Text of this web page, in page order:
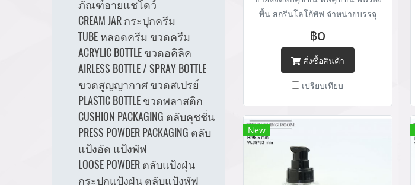
พื้น สกรีนโลโก้พัฟ จำหน่ายบรรจุ
ภัณฑ์เครื่องสำอางทุกประเภท Tel :
(+66) 020 462 506-112 Mobile:
083 828 9246 Email:
marketing@packingroom.com/
sale@packingroom.com/
thepackingroomchannel@gmail.com
฿0
สั่งซื้อสินค้า
เปรียบเทียบ
New
ภัณฑ์อายแชโดว์
CREAM JAR กระปุกครีม
TUBE หลอดครีม ขวดครีม
ACRYLIC BOTTLE ขวดอคิลิค
AIRLESS BOTTLE / SPRAY BOTTLE
ขวดสูญญากาศ ขวดสเปรย์
PLASTIC BOTTLE ขวดพลาสติก
CUSHION PACKAGING ตลับคุชชั่น
PRESS POWDER PACKAGING ตลับ
แป้งอัด แป้งพัฟ
LOOSE POWDER ตลับแป้งฝุ่น
กระปุกแป้งฝุ่น ตลับแป้งพัฟ